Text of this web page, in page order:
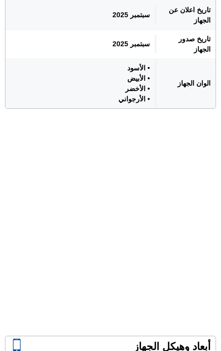
تاريخ اعلان عن
الجهاز
سبتمبر 2025
تاريخ صدور
الجهاز
سبتمبر 2025
الوان الجهاز
• الأسود
• الأبيض
• الأخضر
• الأرجواني
أبعاد وهيكل الجهاز